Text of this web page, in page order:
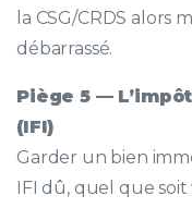
la CSG/CRDS alors
débarrassé.
Piège 5 —
(IFI)
Garder un bien
IFI dû, quel que